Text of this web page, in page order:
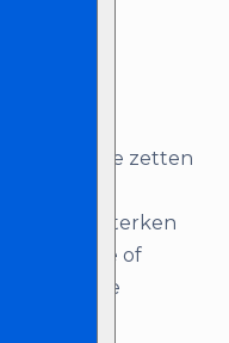
is in te zetten
je hem
het uitversterken
presentatie of
meerdere